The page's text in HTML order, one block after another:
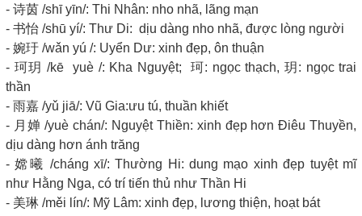
- 诗茵 /shī yīn/: Thi Nhân: nho nhã, lãng mạn
- 书怡 /shū yí/: Thư Di: dịu dàng nho nhã, được lòng người
- 婉玗 /wǎn yú /: Uyển Dư: xinh đẹp, ôn thuận
- 珂玥 /kē yuè /: Kha Nguyệt; 珂: ngọc thạch, 玥: ngọc trai
thần
- 雨嘉 /yǔ jiā/: Vũ Gia:ưu tú, thuần khiết
- 月婵 /yuè chán/: Nguyệt Thiền: xinh đẹp hơn Điêu Thuyền,
dịu dàng hơn ánh trăng
- 嫦曦 /cháng xī/: Thường Hi: dung mạo xinh đẹp tuyệt mĩ
như Hằng Nga, có trí tiến thủ như Thần Hi
- 美琳 /měi lín/: Mỹ Lâm: xinh đẹp, lương thiện, hoạt bát